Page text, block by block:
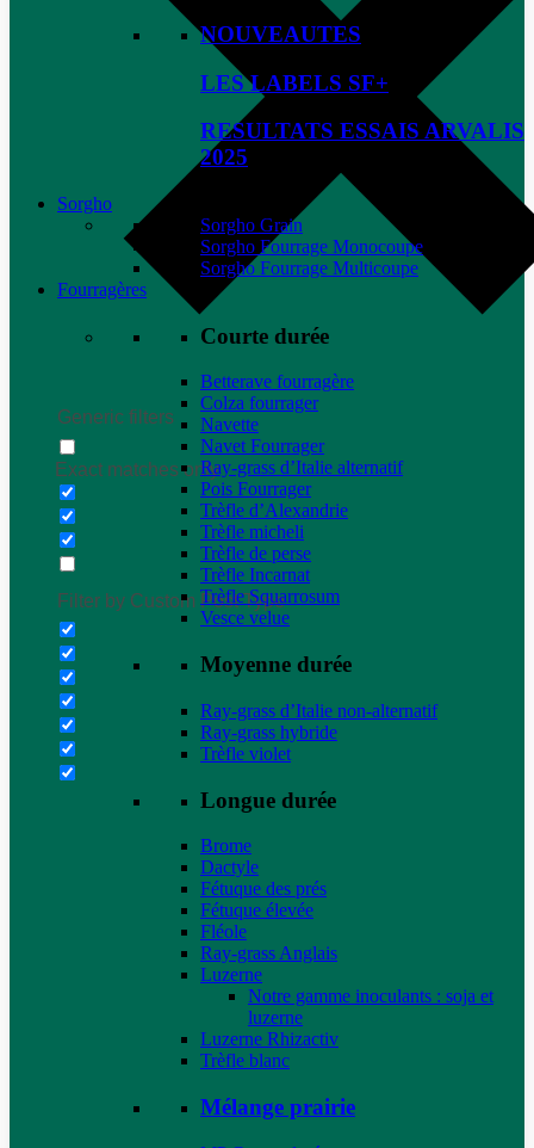
Generic filters
Exact matches only
Filter by Custom Post Type
NOUVEAUTES
LES LABELS SF+
RESULTATS ESSAIS ARVALIS
2025
Sorgho
Sorgho Grain
Sorgho Fourrage Monocoupe
Sorgho Fourrage Multicoupe
Fourragères
Courte durée
Betterave fourragère
Colza fourrager
Navette
Navet Fourrager
Ray-grass d’Italie alternatif
Pois Fourrager
Trèfle d’Alexandrie
Trèfle micheli
Trèfle de perse
Trèfle Incarnat
Trèfle Squarrosum
Vesce velue
Moyenne durée
Ray-grass d’Italie non-alternatif
Ray-grass hybride
Trèfle violet
Longue durée
Brome
Dactyle
Fétuque des prés
Fétuque élevée
Fléole
Ray-grass Anglais
Luzerne
Notre gamme inoculants : soja et
luzerne
Luzerne Rhizactiv
Trèfle blanc
Mélange prairie